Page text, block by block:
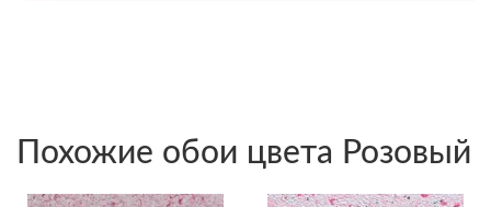
Похожие обои цвета Розовый